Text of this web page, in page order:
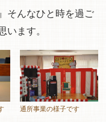
そんなひと時を過ご
います。
通所事業の様子です